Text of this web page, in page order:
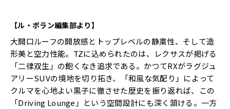
【ル・ボラン編集部より】
大開口ルーフの開放感とトップレベルの静粛性、そして造
形美と空力性能。TZに込められたのは、レクサスが掲げる
「二律双生」の飽くなき追求である。かつてRXがラグジュ
アリーSUVの境地を切り拓き、「和風な気配り」によって
クルマを心地よい黒子に徹させた歴史を振り返れば、この
「Driving Lounge」という空間設計にも深く頷ける。一方